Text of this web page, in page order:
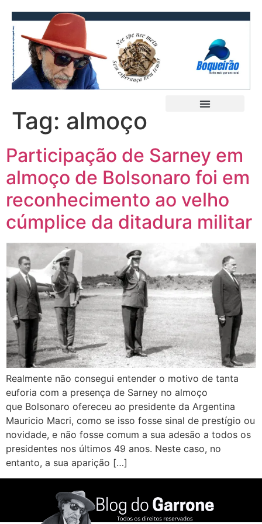
Tag: almoço
Participação de Sarney em
almoço de Bolsonaro foi em
reconhecimento ao velho
cúmplice da ditadura militar
Realmente não consegui entender o motivo de tanta
euforia com a presença de Sarney no almoço
que Bolsonaro ofereceu ao presidente da Argentina
Mauricio Macri, como se isso fosse sinal de prestígio ou
novidade, e não fosse comum a sua adesão a todos os
presidentes nos últimos 49 anos. Neste caso, no
entanto, a sua aparição […]